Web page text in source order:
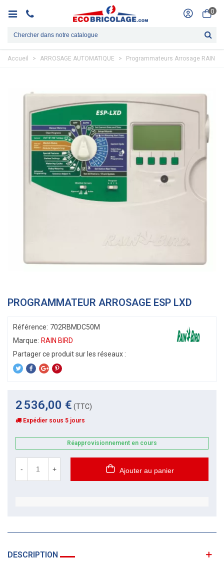
0
Accueil > ARROSAGE AUTOMATIQUE > Programmateurs Arrosage RAIN
PROGRAMMATEUR ARROSAGE ESP LXD
Référence: 702RBMDC50M
Marque: RAIN BIRD
2 536,00 € (TTC)
Expédier sous 5 jours
Réapprovisionnement en cours
- + Ajouter au panier
DESCRIPTION